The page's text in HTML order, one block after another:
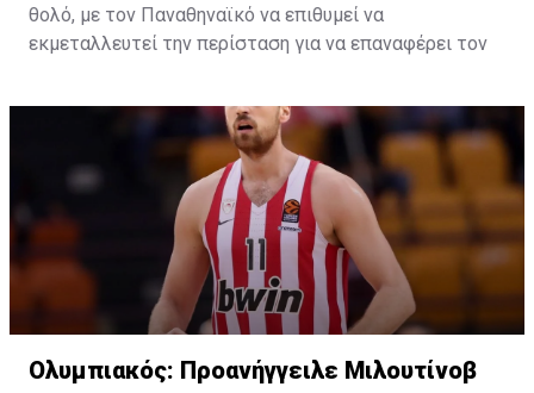
θολό, με τον Παναθηναϊκό να επιθυμεί να
εκμεταλλευτεί την περίσταση για να επαναφέρει τον
Το φετινό καλοκαίρι δεν αποκλείεται να φέρει
αρκετές αλλαγές στη Φενέρμπαχτσε, η οποία θα
στοχεύσει σε ισχυρή μεταγραφική ενίσχυση. Τούτο
βέβαια συνεπάγεται, παράλληλα, τις αποχωρήσεις
κάποιων εκ των παικτών που αποτέλεσαν βασικά
κομμάτια του rotation το 2022/23.
Ένας εξ αυτών ο Νικ Καλάθης. Ο ομογενής γκαρντ
υπέγραψε διετές συμβόλαιο συνεργασίας το περσινό
καλοκαίρι, τούτη την ώρα όμως είναι πιθανό το
ενδεχόμενο της πρόωρης αποχώρησης. Αν και
πρόκειται για μια ιστορία που δεν έχει προχωρήσει
Ολυμπιακός: Προανήγγειλε Μιλουτίνοβ